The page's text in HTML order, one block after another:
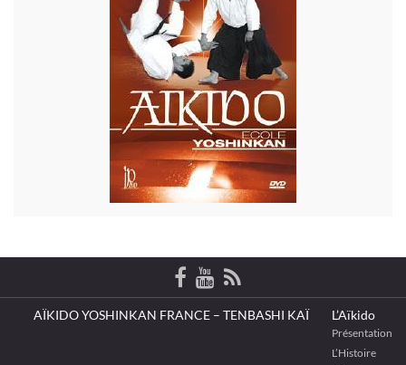
AÏKIDO YOSHINKAN FRANCE – TENBASHI KAÏ L’Aïkido
Présentation
L’Histoire